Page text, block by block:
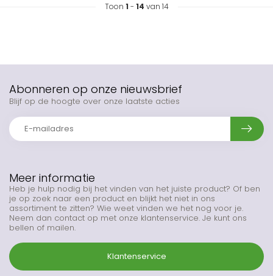
Toon 1 - 14 van 14
Meer informatie
Heb je hulp nodig bij het vinden van het juiste product? Of ben
je op zoek naar een product en blijkt het niet in ons
assortiment te zitten? Wie weet vinden we het nog voor je.
Neem dan contact op met onze klantenservice. Je kunt ons
bellen of mailen.
Klantenservice
Abonneren op onze nieuwsbrief
Blijf op de hoogte over onze laatste acties